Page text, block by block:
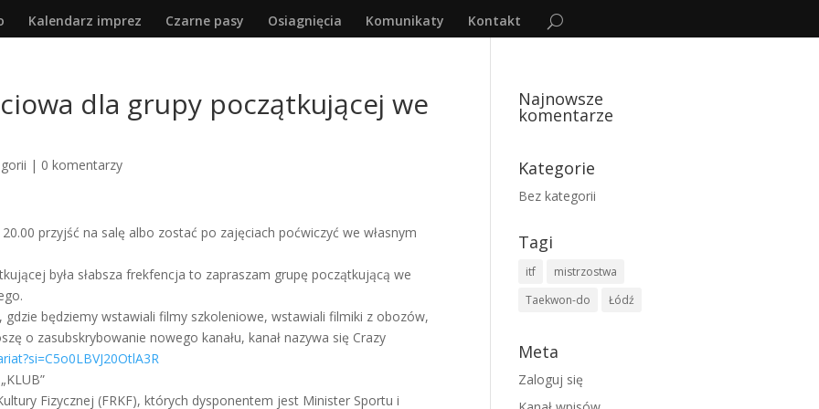
Kalendarz imprez Czarne pasy Osiagnięcia Komunikaty Kontakt
dla grupy początkującej we
| 0 komentarzy
przyjść na salę albo zostać po zajęciach poćwiczyć we własnym
była słabsza frekfencja to zapraszam grupę początkującą we
będziemy wstawiali filmy szkoleniowe, wstawiali filmiki z obozów,
o zasubskrybowanie nowego kanału, kanał nazywa się Crazy
Fizycznej (FRKF), których dysponentem jest Minister Sportu i
Najnowsze
komentarze
Kategorie
Bez kategorii
Tagi
itf
mistrzostwa
Taekwon-do
Łódź
Meta
Zaloguj się